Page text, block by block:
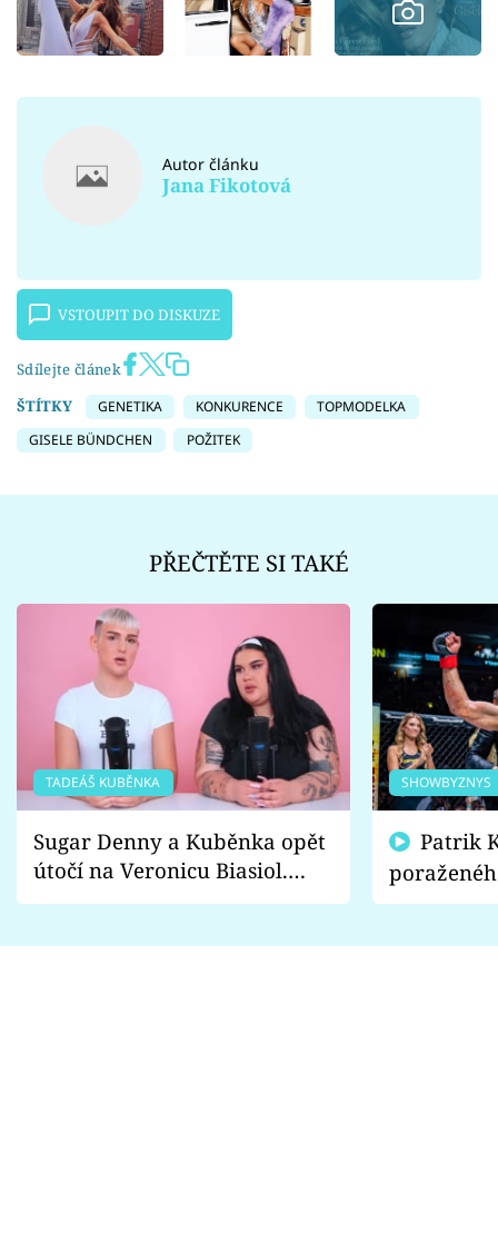
Autor článku
Jana Fikotová
VSTOUPIT DO DISKUZE
Sdílejte článek
ŠTÍTKY
GENETIKA KONKURENCE
TOPMODELKA
GISELE BÜNDCHEN
POŽITEK
PŘEČTĚTE SI TAKÉ
TADEÁŠ KUBĚNKA
Sugar Denny a Kuběnka opět
útočí na Veronicu Biasiol.
Proč je podle nich falešná a
SHOWBYZNYS
fanoušci